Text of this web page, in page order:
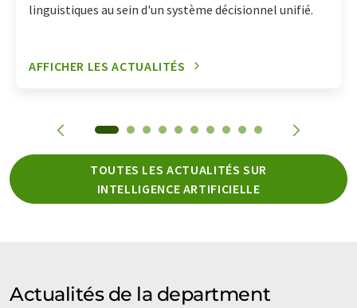
linguistiques au sein d'un système décisionnel unifié.
AFFICHER LES ACTUALITÉS
TOUTES LES ACTUALITÉS SUR
INTELLIGENCE ARTIFICIELLE
Actualités de la department